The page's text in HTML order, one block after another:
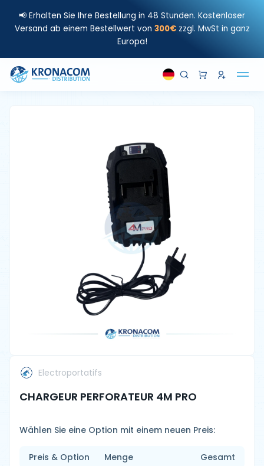
📢 Erhalten Sie Ihre Bestellung in 48 Stunden. Kostenloser
Versand ab einem Bestellwert von 300€ zzgl. MwSt in ganz
Europa!
Electroportatifs
CHARGEUR PERFORATEUR 4M PRO
Wählen Sie eine Option mit einem neuen Preis:
Preis & Option Menge Gesamt